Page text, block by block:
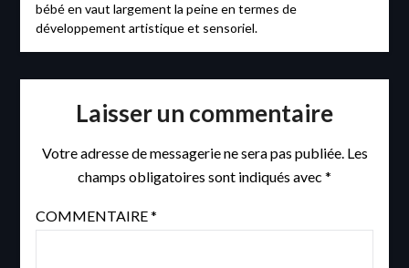
bébé en vaut largement la peine en termes de
développement artistique et sensoriel.
Laisser un commentaire
Votre adresse de messagerie ne sera pas publiée. Les
champs obligatoires sont indiqués avec *
COMMENTAIRE*